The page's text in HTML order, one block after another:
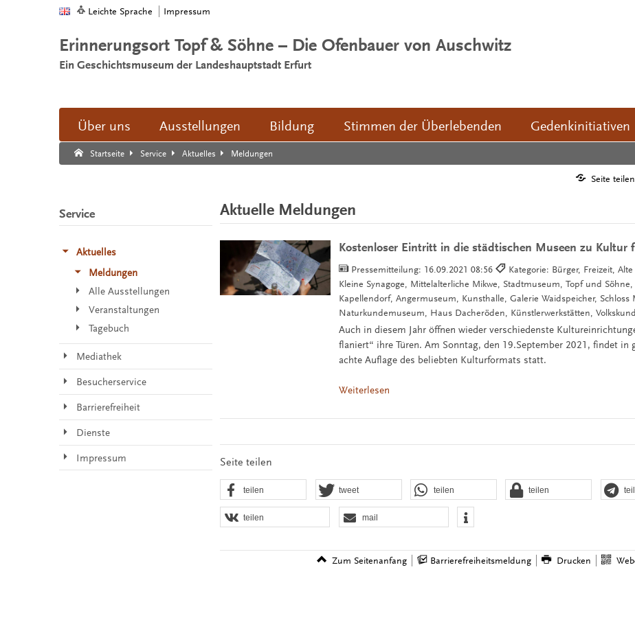
Leichte Sprache Impressum
Erinnerungsort Topf & Söhne – Die Ofenbauer von Auschwitz
Ein Geschichtsmuseum der Landeshauptstadt Erfurt
Über uns Ausstellungen Bildung Stimmen der Überlebenden Gedenkinitiativen
Startseite Service Aktuelles Meldungen
Suche:
Suche Ende.
Seite teilen
Aktuelle Meldungen
Kostenloser Eintritt in die städtischen Museen zu Kultur
Pressemitteilung: 16.09.2021 08:56
Kategorie: Bürger, Freizeit, Alte
Kleine Synagoge, Mittelalterliche Mikwe, Stadtmuseum, Topf und Söhne,
Kapellendorf, Angermuseum, Kunsthalle, Galerie Waidspeicher, Schloss
Naturkundemuseum, Haus Dacheröden, Künstlerwerkstätten,
Auch in diesem Jahr öffnen wieder verschiedenste
flaniert“ ihre Türen. Am Sonntag, den 19.September 2021, findet in
achte Auflage des beliebten Kulturformats statt.
Weiterlesen
Seite teilen
teilen tweet teilen teilen
teilen mail
Zum Seitenanfang Barrierefreiheitsmeldung Drucken
Service
Aktuelles
Meldungen
Alle Ausstellungen
Veranstaltungen
Tagebuch
Mediathek
Besucherservice
Barrierefreiheit
Dienste
Impressum